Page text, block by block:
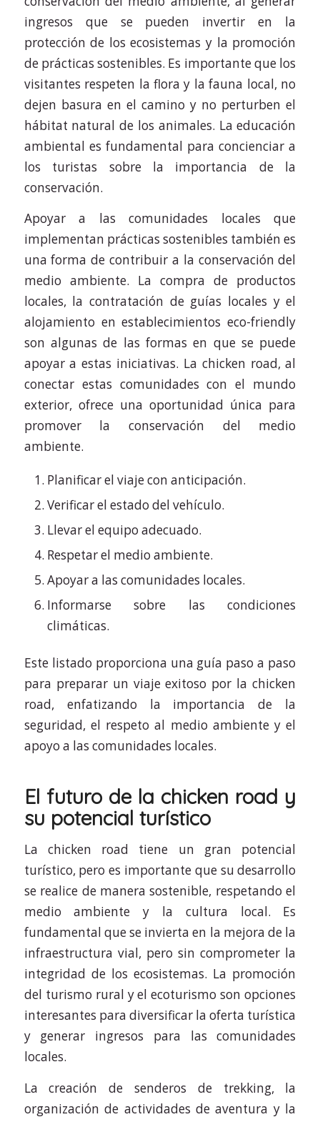
ingresos que se pueden invertir en la
protección de los ecosistemas y la promoción
de prácticas sostenibles. Es importante que los
visitantes respeten la flora y la fauna local, no
dejen basura en el camino y no perturben el
hábitat natural de los animales. La educación
ambiental es fundamental para concienciar a
los turistas sobre la importancia de la
conservación.
Apoyar a las comunidades locales que
implementan prácticas sostenibles también es
una forma de contribuir a la conservación del
medio ambiente. La compra de productos
locales, la contratación de guías locales y el
alojamiento en establecimientos eco-friendly
son algunas de las formas en que se puede
apoyar a estas iniciativas. La chicken road, al
conectar estas comunidades con el mundo
exterior, ofrece una oportunidad única para
promover la conservación del medio
ambiente.
Planificar el viaje con anticipación.
Verificar el estado del vehículo.
Llevar el equipo adecuado.
Respetar el medio ambiente.
Apoyar a las comunidades locales.
Informarse sobre las condiciones
climáticas.
Este listado proporciona una guía paso a paso
para preparar un viaje exitoso por la chicken
road, enfatizando la importancia de la
seguridad, el respeto al medio ambiente y el
apoyo a las comunidades locales.
El futuro de la chicken road y
su potencial turístico
La chicken road tiene un gran potencial
turístico, pero es importante que su desarrollo
se realice de manera sostenible, respetando el
medio ambiente y la cultura local. Es
fundamental que se invierta en la mejora de la
infraestructura vial, pero sin comprometer la
integridad de los ecosistemas. La promoción
del turismo rural y el ecoturismo son opciones
interesantes para diversificar la oferta turística
y generar ingresos para las comunidades
locales.
La creación de senderos de trekking, la
organización de actividades de aventura y la